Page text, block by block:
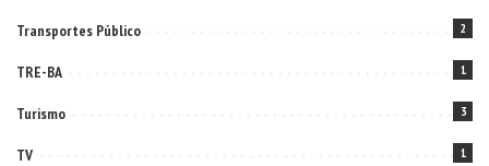
Transportes Público 2
TRE-BA 1
Turismo 3
TV 1